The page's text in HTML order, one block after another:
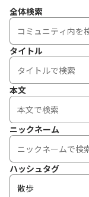
全体検索
タイトル
本文
ニックネーム
ハッシュタグ